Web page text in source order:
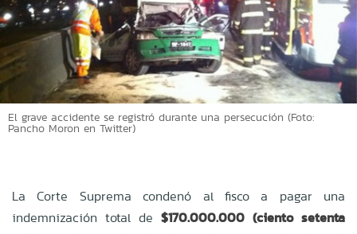
El grave accidente se registró durante una persecución (Foto:
Pancho Moron en Twitter)
La Corte Suprema condenó al fisco a pagar una
indemnización total de $170.000.000 (ciento setenta